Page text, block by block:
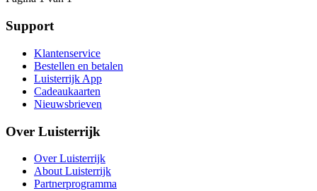
Support
Klantenservice
Bestellen en betalen
Luisterrijk App
Cadeaukaarten
Nieuwsbrieven
Over Luisterrijk
Over Luisterrijk
About Luisterrijk
Partnerprogramma